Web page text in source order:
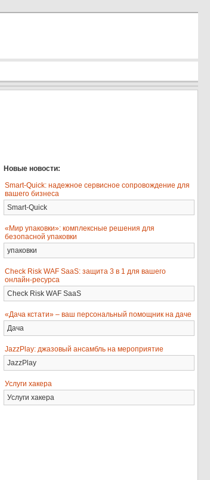
Новые новости:
Smart-Quick: надежное сервисное сопровождение для
вашего бизнеса
Smart-Quick
«Мир упаковки»: комплексные решения для
безопасной упаковки
упаковки
Check Risk WAF SaaS: защита 3 в 1 для вашего
онлайн-ресурса
Check Risk WAF SaaS
«Дача кстати» – ваш персональный помощник на даче
Дача
JazzPlay: джазовый ансамбль на мероприятие
JazzPlay
Услуги хакера
Услуги хакера